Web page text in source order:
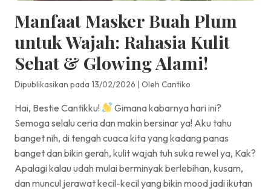
Manfaat Masker Buah Plum
untuk Wajah: Rahasia Kulit
Sehat & Glowing Alami!
Dipublikasikan pada 13/02/2026 | Oleh Cantiko
Hai, Bestie Cantikku!
Gimana kabarnya hari ini?
Semoga selalu ceria dan makin bersinar ya! Aku tahu
banget nih, di tengah cuaca kita yang kadang panas
banget dan bikin gerah, kulit wajah tuh suka rewel ya, Kak?
Apalagi kalau udah mulai berminyak berlebihan, kusam,
dan muncul jerawat kecil-kecil yang bikin mood jadi ikutan